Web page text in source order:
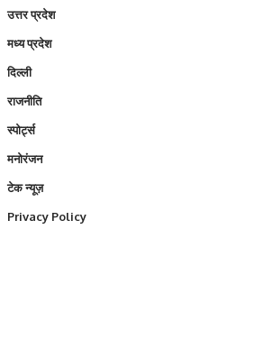
उत्तर प्रदेश
मध्य प्रदेश
दिल्ली
राजनीति
स्पोर्ट्स
मनोरंजन
टेक न्यूज़
Privacy Policy